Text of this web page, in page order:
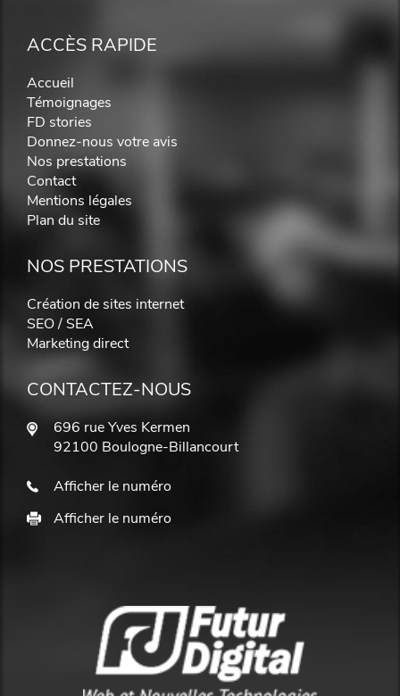
ACCÈS RAPIDE
Accueil
Témoignages
FD stories
Donnez-nous votre avis
Nos prestations
Contact
Mentions légales
Plan du site
NOS PRESTATIONS
Création de sites internet
SEO / SEA
Marketing direct
CONTACTEZ-NOUS
696 rue Yves Kermen
92100 Boulogne-Billancourt
Afficher le numéro
Afficher le numéro